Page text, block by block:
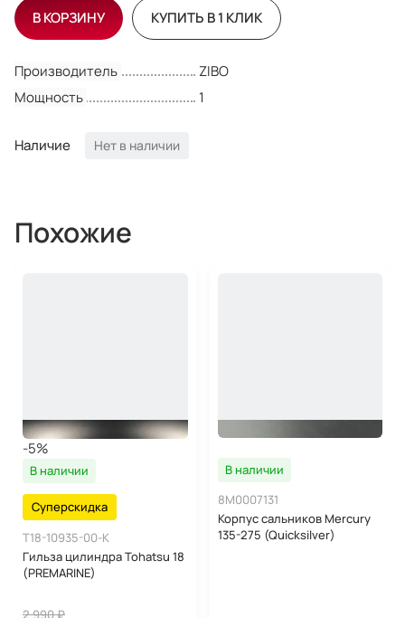
Производитель
ZIBO
Мощность
1
Наличие Нет в наличии
В КОРЗИНУ КУПИТЬ В 1 КЛИК
Похожие
-5%
В наличии
Суперскидка
T18-10935-00-K
Гильза цилиндра Tohatsu 18
(PREMARINE)
В наличии
8M0007131
Корпус сальников Mercury
135-275 (Quicksilver)